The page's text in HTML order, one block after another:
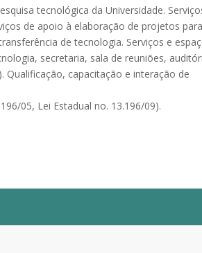
tecnológica da Universidade.
de apoio à elaboração de projetos
de tecnologia. Serviços e
secretaria, sala de reuniões,
capacitação e interação de
05, Lei Estadual no. 13.196/09).